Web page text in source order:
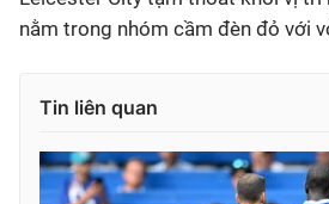
nằm trong nhóm cầm đèn đỏ với
Tin liên quan